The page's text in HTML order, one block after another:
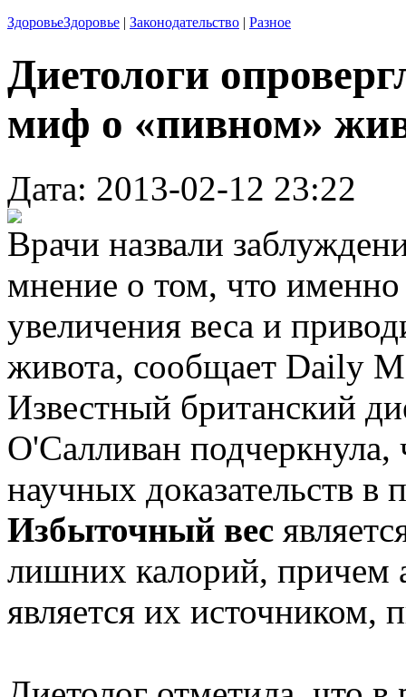
ЗдоровьеЗдоровье | Законодательство | Разное
Диетологи
миф о «пивном»
Дата: 2013-02-12 23:22
Врачи назвали
мнение о том, что
увеличения веса и
живота, сообщает Daily
Известный британский
О'Салливан подчеркнула,
научных доказательств в
Избыточный вес
лишних калорий, причем
является их источником,